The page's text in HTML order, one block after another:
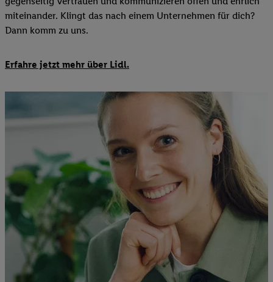
miteinander. Klingt das nach einem Unternehmen für dich?
Dann komm zu uns.​
Erfahre jetzt mehr über Lidl.